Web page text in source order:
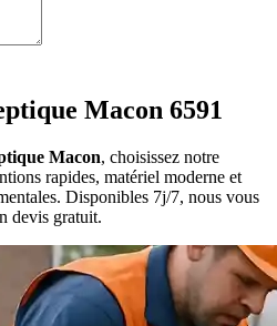
Macon 6591
Macon, choisissez notre
rapides, matériel moderne et
Disponibles 7j/7, nous vous
devis gratuit.